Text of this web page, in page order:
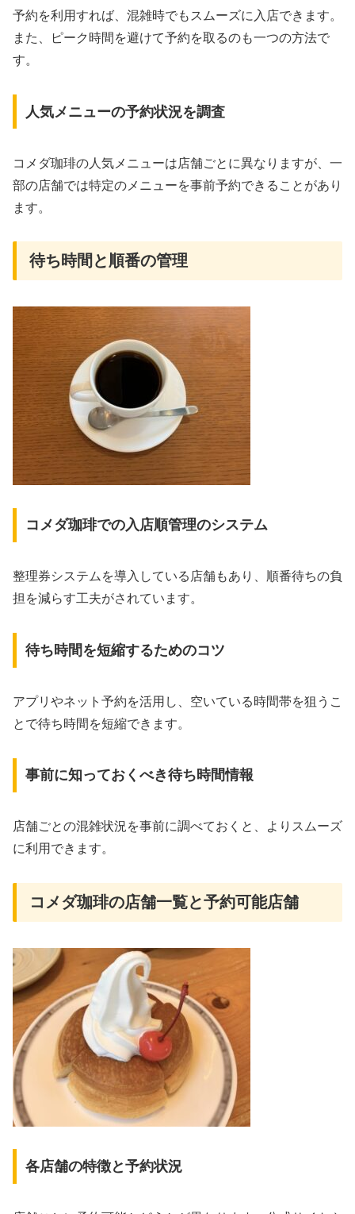
予約を利用すれば、混雑時でもスムーズに入店できます。
また、ピーク時間を避けて予約を取るのも一つの方法で
す。
人気メニューの予約状況を調査
コメダ珈琲の人気メニューは店舗ごとに異なりますが、一
部の店舗では特定のメニューを事前予約できることがあり
ます。
待ち時間と順番の管理
コメダ珈琲での入店順管理のシステム
整理券システムを導入している店舗もあり、順番待ちの負
担を減らす工夫がされています。
待ち時間を短縮するためのコツ
アプリやネット予約を活用し、空いている時間帯を狙うこ
とで待ち時間を短縮できます。
事前に知っておくべき待ち時間情報
店舗ごとの混雑状況を事前に調べておくと、よりスムーズ
に利用できます。
コメダ珈琲の店舗一覧と予約可能店舗
各店舗の特徴と予約状況